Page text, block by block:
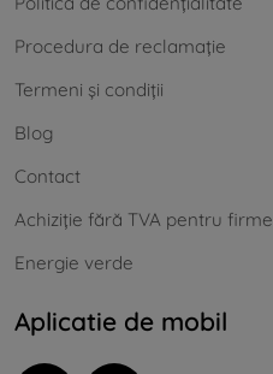
Procedura de reclamație
Termeni și condiții
Blog
Contact
Achiziție fără TVA pentru firme
Energie verde
Aplicatie de mobil